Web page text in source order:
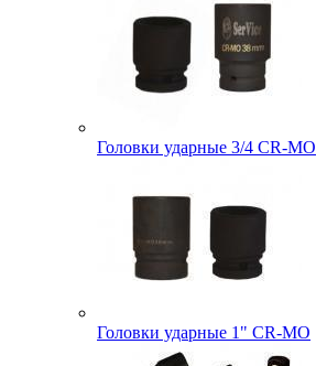
Головки ударные 3/4 CR-MO
Головки ударные 1" CR-MO